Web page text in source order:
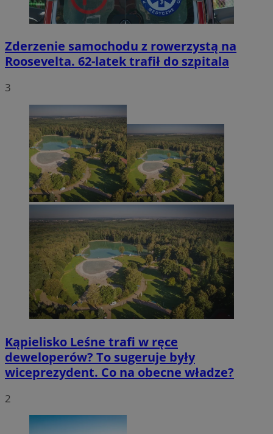
Zderzenie samochodu z rowerzystą na
Roosevelta. 62-latek trafił do szpitala
3
Kąpielisko Leśne trafi w ręce
deweloperów? To sugeruje były
wiceprezydent. Co na obecne władze?
2